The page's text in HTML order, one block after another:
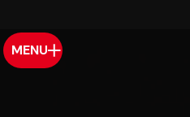
MENU